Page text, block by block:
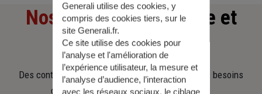
Nos offresd'assurance et
d'épargne
Des contrats clairs et flexibles pour sécuriser vos besoins
d’aujourd’hui et anticiper ceux de demain.
Generali utilise des cookies, y
compris des cookies tiers, sur le
site Generali.fr.
Ce site utilise des cookies pour
l’analyse et l'amélioration de
l’expérience utilisateur, la mesure et
l’analyse d’audience, l’interaction
avec les réseaux sociaux, le ciblage